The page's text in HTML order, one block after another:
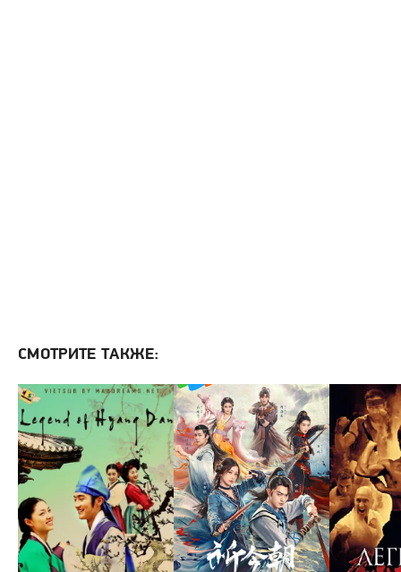
СМОТРИТЕ ТАКЖЕ: